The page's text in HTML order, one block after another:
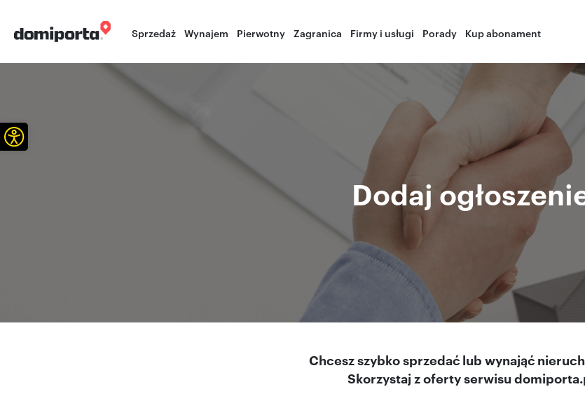
Sprzedaż Wynajem Pierwotny Zagranica Firmy i usługi Porady Kup abonament
Dodaj
Chcesz szybko sprzedać lub wynająć
Skorzystaj z oferty serwisu
Otwórz pasek narzędzi